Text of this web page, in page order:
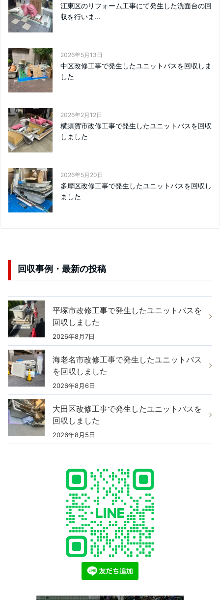
江東区のリフォーム工事にて発生した洗面台の回
収を行いま...
2026年5月13日
中区改修工事で発生したユニットバスを回収しま
した
2026年2月12日
横須賀市改修工事で発生したユニットバスを回収
しました
2026年5月20日
多摩区改修工事で発生したユニットバスを回収し
ました
回収事例・最新の投稿
平塚市改修工事で発生したユニットバスを
回収しました
2026年8月7日
海老名市改修工事で発生したユニットバス
を回収しました
2026年8月6日
大田区改修工事で発生したユニットバスを
回収しました
2026年8月5日